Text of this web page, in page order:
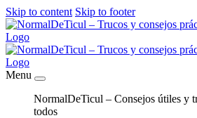
Skip to content Skip to footer
Menu
NormalDeTicul – Consejos útiles y
todos